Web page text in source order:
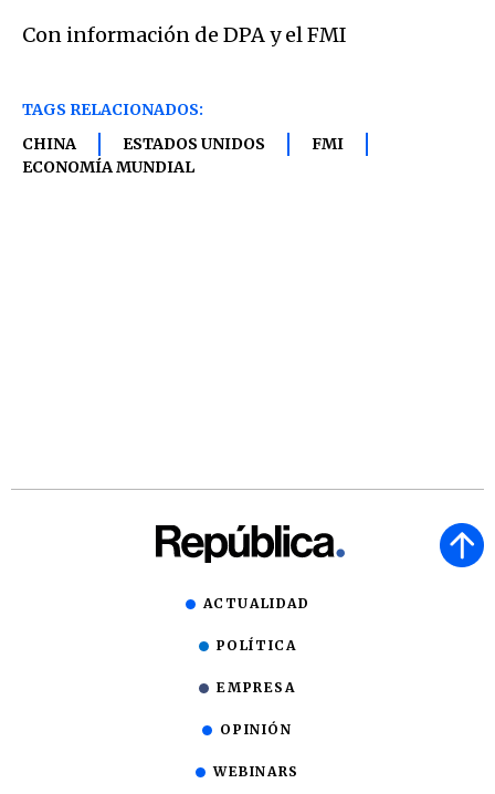
Con información de DPA y el FMI
TAGS RELACIONADOS:
CHINA
ESTADOS UNIDOS
FMI
ECONOMÍA MUNDIAL
ACTUALIDAD
POLÍTICA
EMPRESA
OPINIÓN
WEBINARS